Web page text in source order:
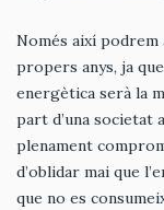
Només així podrem
propers anys, ja
energètica serà la
part d’una societat
plenament
d’oblidar mai que
que no es